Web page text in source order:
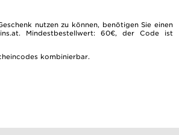
nutzen zu können, benötigen Sie einen
Mindestbestellwert: 60€, der Code ist
kombinierbar.